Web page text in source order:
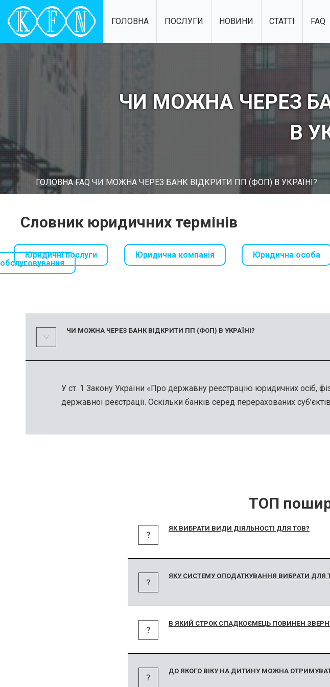
ГОЛОВНА ПОСЛУГИ НОВИНИ СТАТТІ FAQ
ЧИ МОЖНА ЧЕРЕЗ
В
ГОЛОВНА FAQ ЧИ МОЖНА ЧЕРЕЗ БАНК ВІДКРИТИ ПП (ФОП) В УКРАЇНІ?
Словник юридичних термінів
Юридичні послуги Юридична компанія Юридична особа
обслуговування
ЧИ МОЖНА ЧЕРЕЗ БАНК ВІДКРИТИ ПП (ФОП) В УКРАЇНІ?
У ст. 1 Закону України «Про державну реєстрацію юридичних осіб,
державної реєстрації. Оскільки банків серед перерахованих
ТОП
ЯК ВИБРАТИ ВИДИ ДІЯЛЬНОСТІ ДЛЯ ТОВ?
ЯКУ СИСТЕМУ ОПОДАТКУВАННЯ ВИБРАТИ ДЛЯ
В ЯКИЙ СТРОК СПАДКОЄМЕЦЬ ПОВИНЕН
ДО ЯКОГО ВІКУ НА ДИТИНУ МОЖНА